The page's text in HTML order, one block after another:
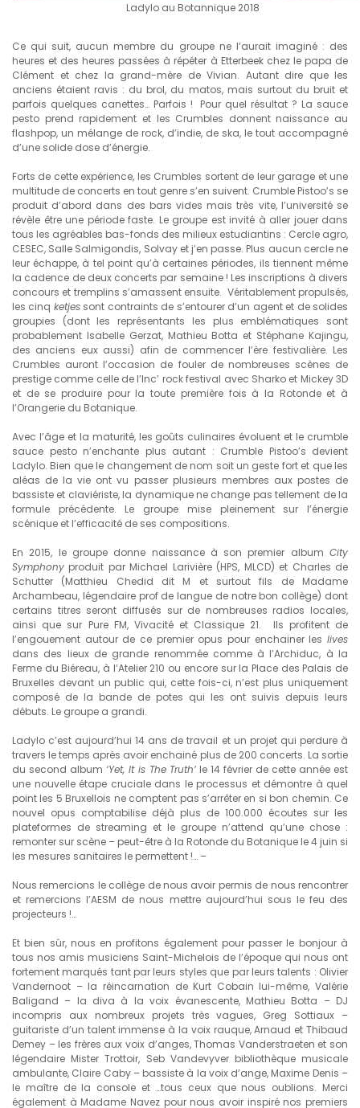
Ladylo au Botannique 2018
Ce qui suit, aucun membre du groupe ne l’aurait imaginé : des
heures et des heures passées à répéter à Etterbeek chez le papa de
Clément et chez la grand-mère de Vivian. Autant dire que les
anciens étaient ravis : du brol, du matos, mais surtout du bruit et
parfois quelques canettes… Parfois ! Pour quel résultat ? La sauce
pesto prend rapidement et les Crumbles donnent naissance au
flashpop, un mélange de rock, d’indie, de ska, le tout accompagné
d’une solide dose d’énergie.
Forts de cette expérience, les Crumbles sortent de leur garage et une
multitude de concerts en tout genre s’en suivent. Crumble Pistoo’s se
produit d’abord dans des bars vides mais très vite, l’université se
révèle être une période faste. Le groupe est invité à aller jouer dans
tous les agréables bas-fonds des milieux estudiantins : Cercle agro,
CESEC, Salle Salmigondis, Solvay et j’en passe. Plus aucun cercle ne
leur échappe, à tel point qu’à certaines périodes, ils tiennent même
la cadence de deux concerts par semaine ! Les inscriptions à divers
concours et tremplins s’amassent ensuite. Véritablement propulsés,
les cinq ketjessont contraints de s’entourer d’un agent et de solides
groupies (dont les représentants les plus emblématiques sont
probablement Isabelle Gerzat, Mathieu Botta et Stéphane Kajingu,
des anciens eux aussi) afin de commencer l’ère festivalière. Les
Crumbles auront l’occasion de fouler de nombreuses scènes de
prestige comme celle de l’Inc’ rock festival avec Sharko et Mickey 3D
et de se produire pour la toute première fois à la Rotonde et à
l’Orangerie du Botanique.
Avec l’âge et la maturité, les goûts culinaires évoluent et le crumble
sauce pesto n’enchante plus autant : Crumble Pistoo’s devient
Ladylo. Bien que le changement de nom soit un geste fort et que les
aléas de la vie ont vu passer plusieurs membres aux postes de
bassiste et claviériste, la dynamique ne change pas tellement de la
formule précédente. Le groupe mise pleinement sur l’énergie
scénique et l’efficacité de ses compositions.
En 2015, le groupe donne naissance à son premier album City
Symphony produit par Michael Larivière (HPS, MLCD) et Charles de
Schutter (Matthieu Chedid dit M et surtout fils de Madame
Archambeau, légendaire prof de langue de notre bon collège) dont
certains titres seront diffusés sur de nombreuses radios locales,
ainsi que sur Pure FM, Vivacité et Classique 21. Ils profitent de
l’engouement autour de ce premier opus pour enchainer les lives
dans des lieux de grande renommée comme à l’Archiduc, à la
Ferme du Biéreau, à l’Atelier 210 ou encore sur la Place des Palais de
Bruxelles devant un public qui, cette fois-ci, n’est plus uniquement
composé de la bande de potes qui les ont suivis depuis leurs
débuts. Le groupe a grandi.
Ladylo c’est aujourd’hui 14 ans de travail et un projet qui perdure à
travers le temps après avoir enchainé plus de 200 concerts. La sortie
du second album ‘Yet, It is The Truth’ le 14 février de cette année est
une nouvelle étape cruciale dans le processus et démontre à quel
point les 5 Bruxellois ne comptent pas s’arrêter en si bon chemin. Ce
nouvel opus comptabilise déjà plus de 100.000 écoutes sur les
plateformes de streaming et le groupe n’attend qu’une chose :
remonter sur scène – peut-être à la Rotonde du Botanique le 4 juin si
les mesures sanitaires le permettent !… –
Nous remercions le collège de nous avoir permis de nous rencontrer
et remercions l’AESM de nous mettre aujourd’hui sous le feu des
projecteurs !…
Et bien sûr, nous en profitons également pour passer le bonjour à
tous nos amis musiciens Saint-Michelois de l’époque qui nous ont
fortement marqués tant par leurs styles que par leurs talents : Olivier
Vandernoot – la réincarnation de Kurt Cobain lui-même, Valérie
Baligand – la diva à la voix évanescente, Mathieu Botta – DJ
incompris aux nombreux projets très vagues, Greg Sottiaux –
guitariste d’un talent immense à la voix rauque, Arnaud et Thibaud
Demey – les frères aux voix d’anges, Thomas Vanderstraeten et son
légendaire Mister Trottoir, Seb Vandevyver bibliothèque musicale
ambulante, Claire Caby – bassiste à la voix d’ange, Maxime Denis –
le maître de la console et …tous ceux que nous oublions. Merci
également à Madame Navez pour nous avoir inspiré nos premiers